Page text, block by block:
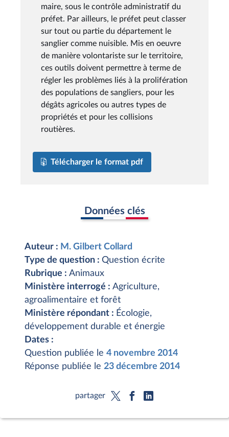
maire, sous le contrôle administratif du
préfet. Par ailleurs, le préfet peut classer
sur tout ou partie du département le
sanglier comme nuisible. Mis en oeuvre
de manière volontariste sur le territoire,
ces outils doivent permettre à terme de
régler les problèmes liés à la prolifération
des populations de sangliers, pour les
dégâts agricoles ou autres types de
propriétés et pour les collisions
routières.
Télécharger le format pdf
Données clés
Auteur : M. Gilbert Collard
Type de question : Question écrite
Rubrique : Animaux
Ministère interrogé : Agriculture,
agroalimentaire et forêt
Ministère répondant : Écologie,
développement durable et énergie
Dates :
Question publiée le 4 novembre 2014
Réponse publiée le 23 décembre 2014
partager